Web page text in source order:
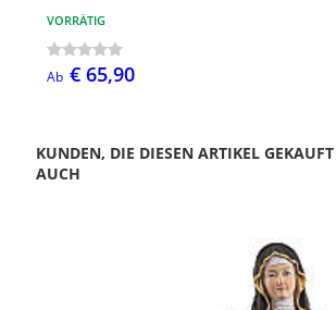
VORRÄTIG
Ab € 65,90
KUNDEN, DIE DIESEN ARTIKEL
AUCH